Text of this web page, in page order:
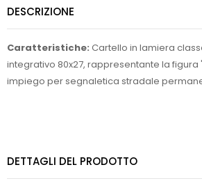
DESCRIZIONE
Caratteristiche: Cartello in lamiera
integrativo 80x27, rappresentante la figura
impiego per segnaletica stradale
DETTAGLI DEL PRODOTTO